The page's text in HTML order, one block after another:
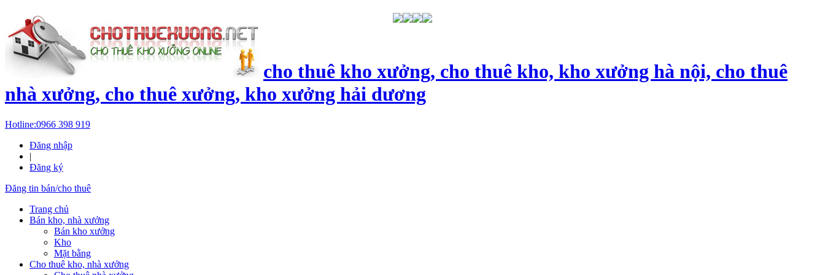
cho thuê kho xưởng, cho thuê kho, kho xưởng hà nội, cho thuê
nhà xưởng, cho thuê xưởng, kho xưởng hải dương
Hotline:0966 398 919
Đăng nhập
|
Đăng ký
Đăng tin bán/cho thuê
Trang chủ
Bán kho, nhà xưởng
Bán kho xưởng
Kho
Mặt bằng
Cho thuê kho, nhà xưởng